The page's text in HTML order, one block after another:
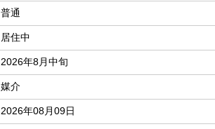
普通
居住中
2026年8月中旬
媒介
2026年08月09日